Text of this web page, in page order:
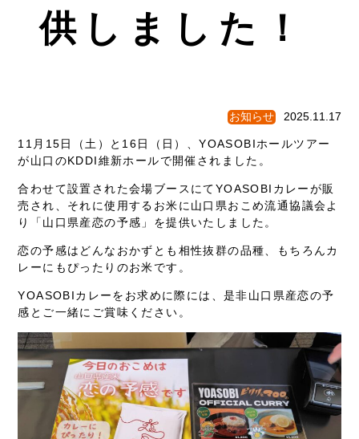
供しました！
お知らせ 2025.11.17
11月15日（土）と16日（日）、YOASOBIホールツアー
が山口のKDDI維新ホールで開催されました。
合わせて設置された会場ブースにてYOASOBIカレーが販
売され、それに使用するお米に山口県おこめ流通協議会よ
り「山口県産恋の予感」を提供いたしました。
恋の予感はどんなおかずとも相性抜群の品種、もちろんカ
レーにもぴったりのお米です。
YOASOBIカレーをお求めに際には、是非山口県産恋の予
感とご一緒にご賞味ください。